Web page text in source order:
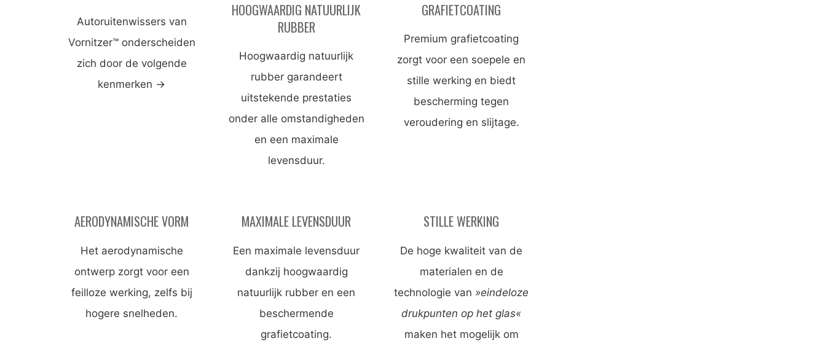
Autoruitenwissers van
Vornitzer™ onderscheiden
zich door de volgende
kenmerken →
HOOGWAARDIG NATUURLIJK
RUBBER
Hoogwaardig natuurlijk
rubber garandeert
uitstekende prestaties
onder alle omstandigheden
en een maximale
levensduur.
GRAFIETCOATING
Premium grafietcoating
zorgt voor een soepele en
stille werking en biedt
bescherming tegen
veroudering en slijtage.
AERODYNAMISCHE VORM
Het aerodynamische
ontwerp zorgt voor een
feilloze werking, zelfs bij
hogere snelheden.
MAXIMALE LEVENSDUUR
Een maximale levensduur
dankzij hoogwaardig
natuurlijk rubber en een
beschermende
grafietcoating.
STILLE WERKING
De hoge kwaliteit van de
materialen en de
technologie van »eindeloze
drukpunten op het glas«
maken het mogelijk om